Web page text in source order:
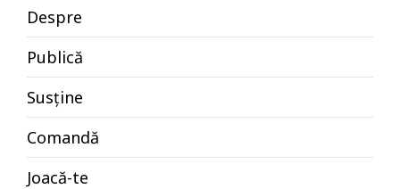
Despre
Publică
Susține
Comandă
Joacă-te